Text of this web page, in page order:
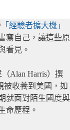
「經驗者擴大機」
寫自己，讓這些原
看見。
Alan Harris）撰
被收養到美國，如
就面對陌生國度與
命歷程。